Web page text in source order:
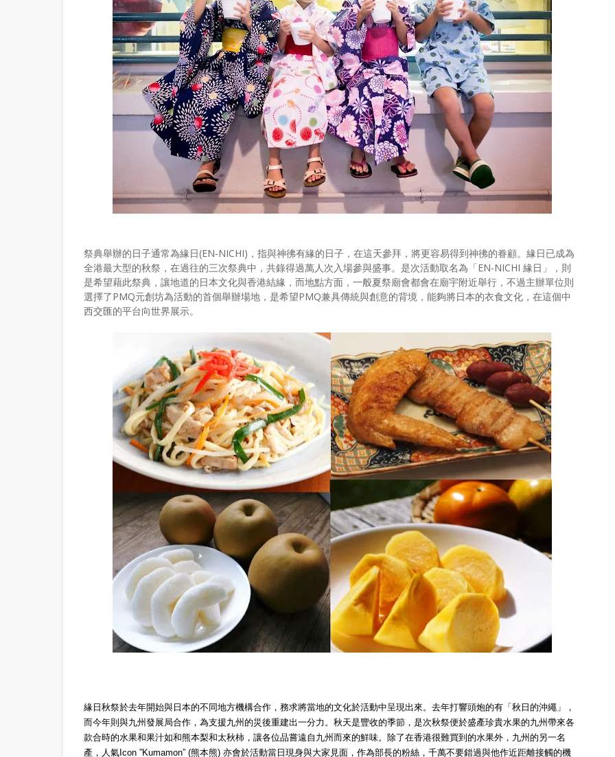
祭典舉辦的日子通常為緣日(EN-NICHI)，指與神彿有緣的日子，在這天參拜，將更容易得到神彿的眷顧。緣日已成為
全港最大型的秋祭，在過往的三次祭典中，共錄得過萬人次入場參與盛事。是次活動取名為「EN-NICHI 緣日」，則
是希望藉此祭典，讓地道的日本文化與香港結緣，而地點方面，一般夏祭廟會都會在廟宇附近舉行，不過主辦單位則
選擇了PMQ元創坊為活動的首個舉辦場地，是希望PMQ兼具傳統與創意的背境，能夠將日本的衣食文化，在這個中
西交匯的平台向世界展示。
緣日秋祭於去年開始與日本的不同地方機構合作，務求將當地的文化於活動中呈現出來。去年打響頭炮的有「秋日的沖繩」，
而今年則與九州發展局合作，為支援九州的災後重建出一分力。秋天是豐收的季節，是次秋祭便於盛產珍貴水果的九州帶來各
款合時的水果和果汁如和熊本梨和太秋柿，讓各位品嘗遠自九州而來的鮮味。除了在香港很難買到的水果外，九州的另一名
產，人氣Icon ”Kumamon” (熊本熊) 亦會於活動當日現身與大家見面，作為部長的粉絲，千萬不要錯過與他作近距離接觸的機